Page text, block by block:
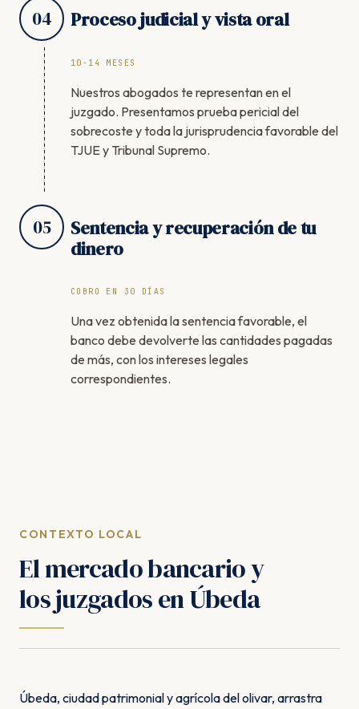
04 Proceso judicial y vista oral
10-14 MESES
Nuestros abogados te representan en el
juzgado. Presentamos prueba pericial del
sobrecoste y toda la jurisprudencia favorable del
TJUE y Tribunal Supremo.
05
Sentencia y recuperación de tu
dinero
COBRO EN 30 DÍAS
Una vez obtenida la sentencia favorable, el
banco debe devolverte las cantidades pagadas
de más, con los intereses legales
correspondientes.
CONTEXTO LOCAL
El mercado bancario y
los juzgados en Úbeda
Úbeda, ciudad patrimonial y agrícola del olivar, arrastra